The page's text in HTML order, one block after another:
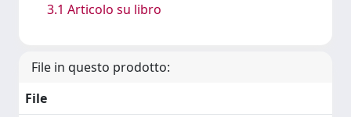
3.1 Articolo su libro
File in questo prodotto:
File